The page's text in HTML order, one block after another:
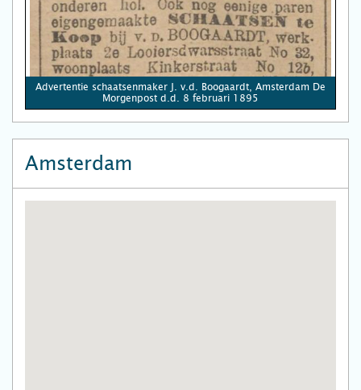
Advertentie schaatsenmaker J. v.d. Boogaardt, Amsterdam De
Morgenpost d.d. 8 februari 1895
Amsterdam